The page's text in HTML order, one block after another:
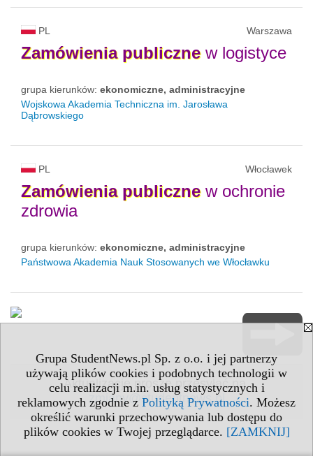
Grupa StudentNews.pl Sp. z o.o. i jej partnerzy
używają plików cookies i podobnych technologii w
celu realizacji m.in. usług statystycznych i
reklamowych zgodnie z Polityką Prywatności. Możesz
określić warunki przechowywania lub dostępu do
plików cookies w Twojej przeglądarce. [ZAMKNIJ]
PL Warszawa
Zamówienia publicznew logistyce
grupa kierunków: ekonomiczne, administracyjne
Wojskowa Akademia Techniczna im. Jarosława
Dąbrowskiego
PL Włocławek
Zamówienia publicznew ochronie
zdrowia
grupa kierunków: ekonomiczne, administracyjne
Państwowa Akademia Nauk Stosowanych we Włocławku
Aktualizacje proszę przesyłać na
zmiany@studentnews.pl